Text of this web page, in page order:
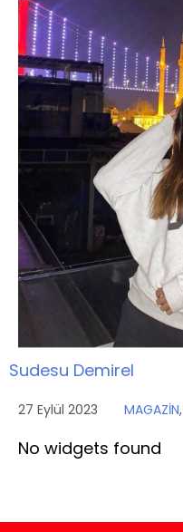
Sudesu Demirel
27 Eylül 2023 MAGAZİN,
No widgets found